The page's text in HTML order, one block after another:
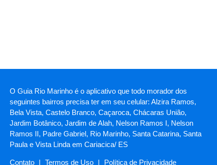
O Guia Rio Marinho é o aplicativo que todo morador dos
seguintes bairros precisa ter em seu celular: Alzira Ramos,
Bela Vista, Castelo Branco, Caçaroca, Chácaras União,
Jardim Botânico, Jardim de Alah, Nelson Ramos I, Nelson
Ramos II, Padre Gabriel, Rio Marinho, Santa Catarina, Santa
Paula e Vista Linda em Cariacica/ ES
Contato | Termos de Uso | Política de Privacidade